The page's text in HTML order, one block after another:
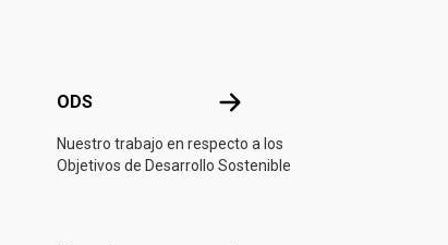
ODS ODS
Nuestro trabajo en respecto a los
Objetivos de Desarrollo Sostenible